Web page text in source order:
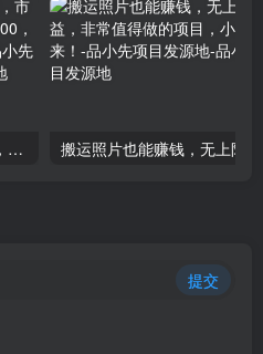
小众蓝海赛道，简单且暴利，市场需求量大，一单利润500-2000，未来几年可持续深耕的项目-品小先项目发源地
提交